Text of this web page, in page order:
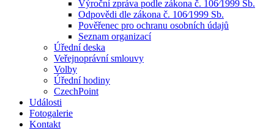
Výroční zpráva podle zákona č. 106⁄1999 Sb.
Odpovědi dle zákona č. 106⁄1999 Sb.
Pověřenec pro ochranu osobních údajů
Seznam organizací
Úřední deska
Veřejnoprávní smlouvy
Volby
Úřední hodiny
CzechPoint
Události
Fotogalerie
Kontakt